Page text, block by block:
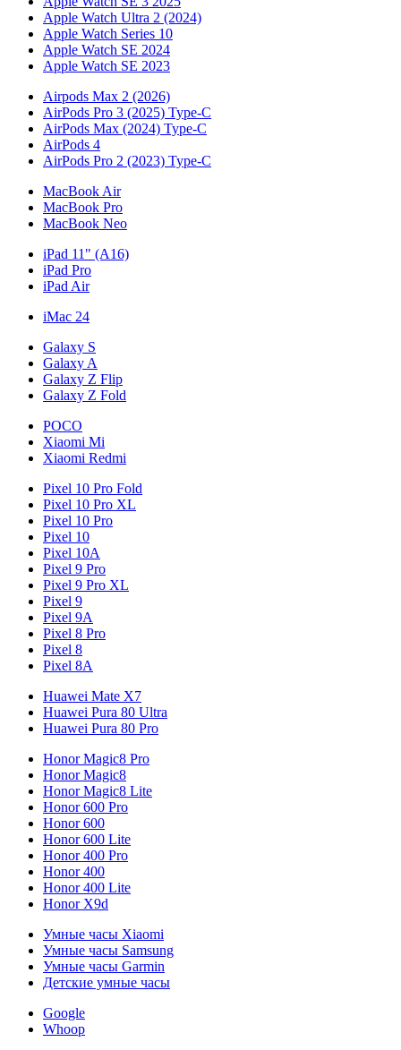
Apple Watch Ultra 2 (2024)
Apple Watch Series 10
Apple Watch SE 2024
Apple Watch SE 2023
Airpods Max 2 (2026)
AirPods Pro 3 (2025) Type-C
AirPods Max (2024) Type-C
AirPods 4
AirPods Pro 2 (2023) Type-C
MacBook Air
MacBook Pro
MacBook Neo
iPad 11" (A16)
iPad Pro
iPad Air
iMac 24
Galaxy S
Galaxy A
Galaxy Z Flip
Galaxy Z Fold
POCO
Xiaomi Mi
Xiaomi Redmi
Pixel 10 Pro Fold
Pixel 10 Pro XL
Pixel 10 Pro
Pixel 10
Pixel 10A
Pixel 9 Pro
Pixel 9 Pro XL
Pixel 9
Pixel 9A
Pixel 8 Pro
Pixel 8
Pixel 8A
Huawei Mate X7
Huawei Pura 80 Ultra
Huawei Pura 80 Pro
Honor Magic8 Pro
Honor Magic8
Honor Magic8 Lite
Honor 600 Pro
Honor 600
Honor 600 Lite
Honor 400 Pro
Honor 400
Honor 400 Lite
Honor X9d
Умные часы Xiaomi
Умные часы Samsung
Умные часы Garmin
Детские умные часы
Google
Whoop